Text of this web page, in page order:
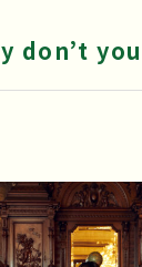
don’t you